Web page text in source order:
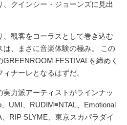
クインシー・ジョーンズに見出
、観客をコーラスとして巻き込む
は、まさに音楽体験の極み。 この
FESTIVALを締めく
ナーレとなるはずだ。
力派アーティストがラインナッ
UMI、RUDIM≡NTAL、Emotional
RIP SLYME、東京スカパラダイ